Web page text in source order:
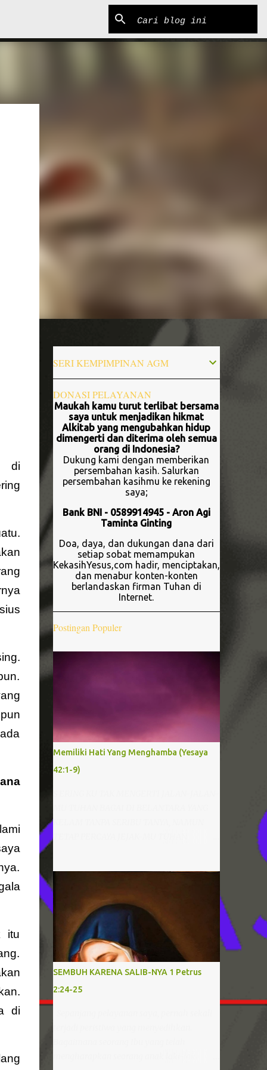
di
itu
di
SERI KEMPIMPINAN AGM
DONASI PELAYANAN
Maukah kamu turut terlibat bersama
saya untuk menjadikan hikmat
Alkitab yang mengubahkan hidup
dimengerti dan diterima oleh semua
orang di Indonesia?
Dukung kami dengan memberikan
persembahan kasih. Salurkan
persembahan kasihmu ke rekening
saya;
Bank BNI - 0589914945 - Aron Agi
Taminta Ginting
Doa, daya, dan dukungan dana dari
setiap sobat memampukan
KekasihYesus,com hadir, menciptakan,
dan menabur konten-konten
berlandaskan firman Tuhan di
Internet.
Postingan Populer
Memiliki Hati Yang Menghamba (Yesaya
42:1-9)
KELAM TANPA SERIBU TANYA, NAMUN
TETAP PERCAYA JEJAK-MU TUHAN
MU AKU RELA SEPENUH HATI
MENGHAMBA SERAHKAN DIRI GENAPI
KARYA-MU Pernahkah saudara mendengar
lagu “JejakMu Tuhan”, lagu yang bercerita
tentang keinginan hati menghamba dan
memahami kehendak Tuhan. Ketika
rasanya hati begitu tenang dan tekad
semakin kuat untuk memiliki hati yang
SEMBUH KARENA SALIB-NYA 1 Petrus
2:24-25